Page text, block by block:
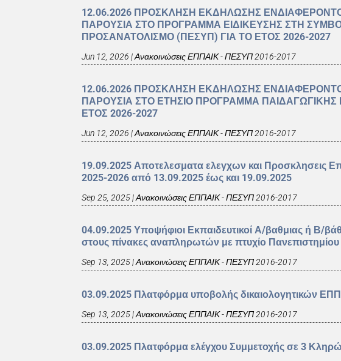
12.06.2026 ΠΡΟΣΚΛΗΣΗ ΕΚΔΗΛΩΣΗΣ
ΠΑΡΟΥΣΙΑ ΣΤΟ ΠΡΟΓΡΑΜΜΑ ΕΙΔΙΚΕΥΣΗΣ ΣΤΗ
ΠΡΟΣΑΝΑΤΟΛΙΣΜΟ (ΠΕΣΥΠ) ΓΙΑ ΤΟ ΕΤΟΣ 2026-2027
Jun 12, 2026 |Ανακοινώσεις ΕΠΠΑΙΚ - ΠΕΣΥΠ 2016-2017
12.06.2026 ΠΡΟΣΚΛΗΣΗ ΕΚΔΗΛΩΣΗΣ
ΠΑΡΟΥΣΙΑ ΣΤΟ ΕΤΗΣΙΟ ΠΡΟΓΡΑΜΜΑ ΠΑΙΔΑΓΩΓΙΚΗΣ
ΕΤΟΣ 2026-2027
Jun 12, 2026 |Ανακοινώσεις ΕΠΠΑΙΚ - ΠΕΣΥΠ 2016-2017
19.09.2025 Αποτελεσματα ελεγχων και Προσκλησεις
2025-2026 από 13.09.2025 έως και 19.09.2025
Sep 25, 2025|Ανακοινώσεις ΕΠΠΑΙΚ - ΠΕΣΥΠ 2016-2017
04.09.2025 Υποψήφιοι Εκπαιδευτικοί Α/βαθμιας ή Β/
στους πίνακες αναπληρωτών με πτυχίο Πανεπιστημίου
Sep 13, 2025|Ανακοινώσεις ΕΠΠΑΙΚ - ΠΕΣΥΠ 2016-2017
03.09.2025 Πλατφόρμα υποβολής δικαιολογητικών
Sep 13, 2025|Ανακοινώσεις ΕΠΠΑΙΚ - ΠΕΣΥΠ 2016-2017
03.09.2025 Πλατφόρμα ελέγχου Συμμετοχής σε 3